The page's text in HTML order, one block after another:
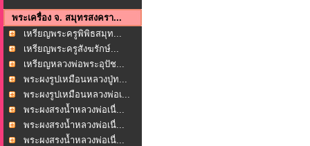
พระเครื่อง จ. สมุทรสงครา...
เหรียญพระครูพิพิธสมุท...
เหรียญพระครูสังฆรักษ์...
เหรียญหลวงพ่อพระอุปัช...
พระผงรูปเหมือนหลวงปู่ท...
พระผงรูปเหมือนหลวงพ่อเ...
พระผงสรงน้ำหลวงพ่อเนื่...
พระผงสรงน้ำหลวงพ่อเนื่...
พระผงสรงน้ำหลวงพ่อเนื่...